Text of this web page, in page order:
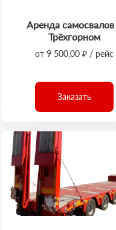
Аренда самосвалов
Трёхгорном
от 9 500,00 ₽ / рейс
Заказать